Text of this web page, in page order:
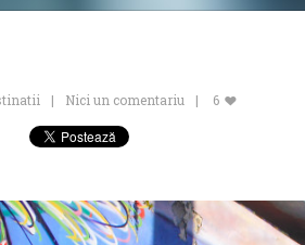
Nici un comentariu 6